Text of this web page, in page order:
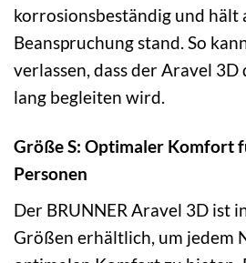
korrosionsbeständig und hält
Beanspruchung stand. So
verlassen, dass der Aravel 3D
lang begleiten wird.
Größe S: Optimaler Komfort
Personen
Der BRUNNER Aravel 3D ist
Größen erhältlich, um jedem